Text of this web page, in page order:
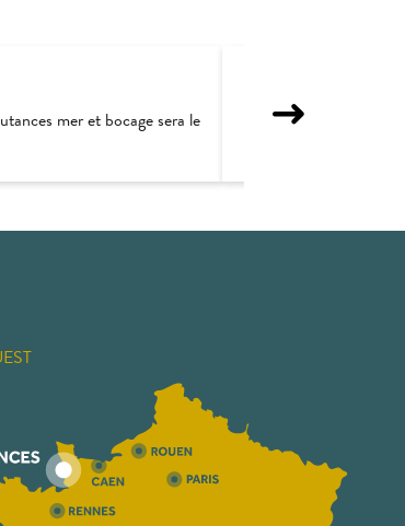
mer et bocage sera le
Petit crachin